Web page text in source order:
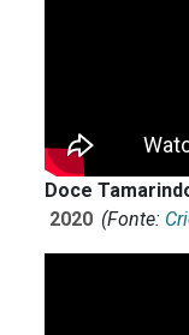
Doce
2020 (Fonte: